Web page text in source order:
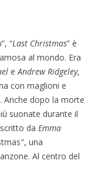
”, “Last Christmas” è
al mondo. Era
eAndrew Ridgeley,
con maglioni e
Anche dopo la morte
suonate durante il
da Emma
una
Al centro del